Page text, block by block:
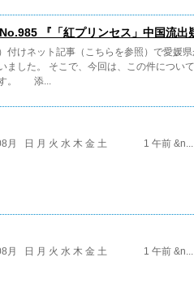
『「紅プリンセス」中国流出
付けネット記事（こちらを参照）で愛媛
ました。 そこで、今回は、この件につい
す。 添...
08月 日 月 火 水 木 金 土 1 午前 &n...
08月 日 月 火 水 木 金 土 1 午前 &n...